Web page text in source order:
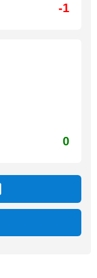
-1
0